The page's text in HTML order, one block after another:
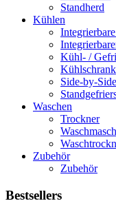
Standherd
Kühlen
Kühl- /
Kühlschrank
Side-by-Side
Waschen
Trockner
Zubehör
Zubehör
Bestsellers